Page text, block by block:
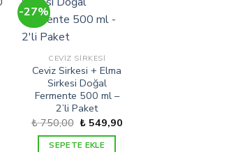
₺ 549,90.
-27%
CEVIZ SIRKESI
Ceviz Sirkesi + Elma
Sirkesi Doğal
Fermente 500 ml –
2’li Paket
₺750,00 Orijinal
₺ 750,00.
₺549,90Şu
SEPETE EKLE